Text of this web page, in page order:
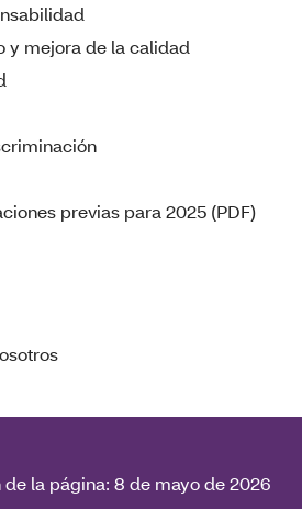
y mejora de la calidad
previas para 2025 (PDF)
la página: 8 de mayo de 2026